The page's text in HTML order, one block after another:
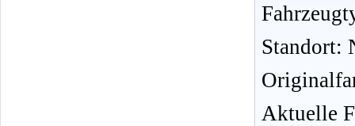
Standort:
Aktuelle